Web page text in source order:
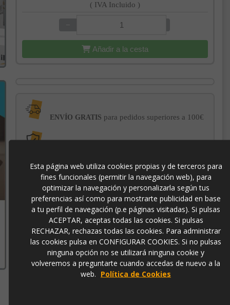
( IVA Incluido )
−
Añadir a la cesta
ENVÍO GRATIS para pedidos superiores a 100€
-3% DE DESCUENTO EXTRApara pagos con
transferencia bancaria
356640
8435435339678
Esta página web utiliza cookies propias y de terceros para
fines funcionales (permitir la navegación web), para
optimizar la navegación y personalizarla según tus
preferencias así como para mostrarte publicidad en base
a tu perfil de navegación (p.e páginas visitadas). Si pulsas
ACEPTAR, aceptas todas las cookies. Si pulsas
RECHAZAR, rechazas todas las cookies. Para administrar
las cookies pulsa en CONFIGURAR COOKIES. Si no pulsas
ninguna opción no se utilizará ninguna cookie y
volveremos a preguntarte cuando accedas de nuevo a la
web. Política de Cookies